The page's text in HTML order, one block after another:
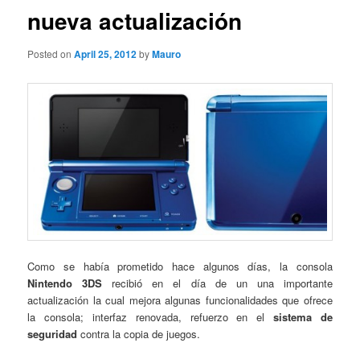
nueva actualización
Posted onApril 25, 2012byMauro
Como se había prometido hace algunos días, la consola
Nintendo 3DS recibió en el día de un una importante
actualización la cual mejora algunas funcionalidades que ofrece
la consola; interfaz renovada, refuerzo en elsistema de
seguridad contra la copia de juegos.